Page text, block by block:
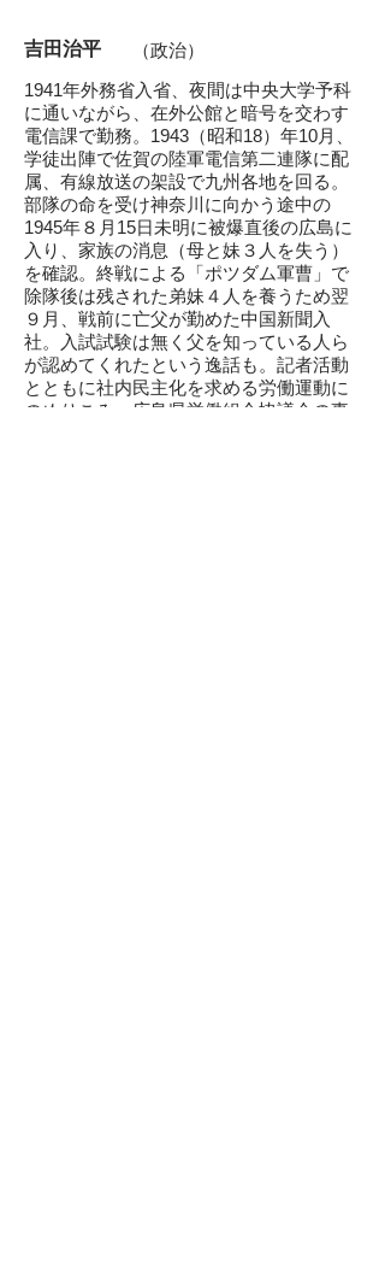
​吉田治平
（政治）
1941年外務省入省、夜間は中央大学予科
に通いながら、在外公館と暗号を交わす
電信課で勤務。1943（昭和18）年10月、
学徒出陣で佐賀の陸軍電信第二連隊に配
属、有線放送の架設で九州各地を回る。
部隊の命を受け神奈川に向かう途中の
1945年８月15日未明に被爆直後の広島に
入り、家族の消息（母と妹３人を失う）
を確認。終戦による「ポツダム軍曹」で
除隊後は残された弟妹４人を養うため翌
９月、戦前に亡父が勤めた中国新聞入
社。入試試験は無く父を知っている人ら
が認めてくれたという逸話も。記者活動
とともに社内民主化を求める労働運動に
のめりこみ、広島県労働組合協議会の事